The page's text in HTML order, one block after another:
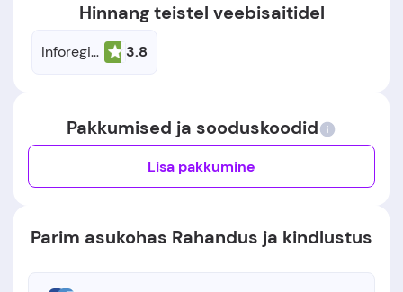
Hinnang teistel veebisaitidel
Inforegister.ee 3.8
Pakkumised ja sooduskoodid
Lisa pakkumine
Parim asukohas Rahandus ja kindlustus